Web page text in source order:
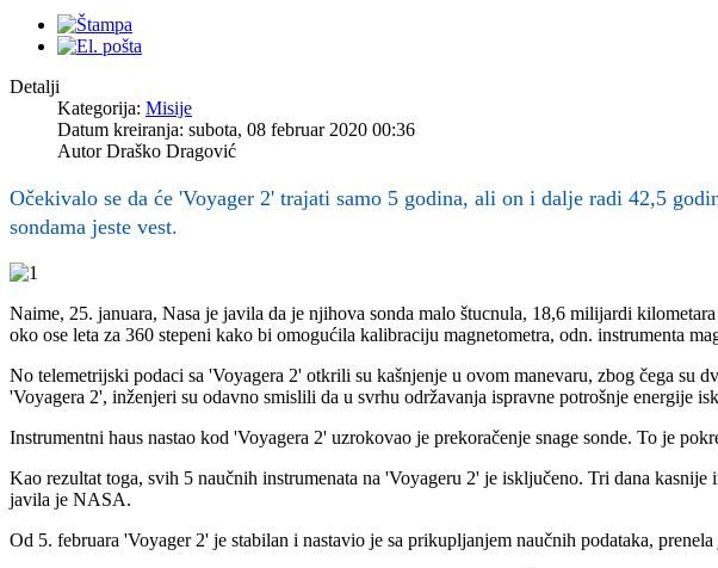
Detalji
Kategorija: Misije
Datum kreiranja: subota, 08 februar 2020 00:36
AutorDraško Dragović
Očekivalo se da će 'Voyager 2' trajati samo 5 godina, ali on i dalje radi 42,5
sondama jeste vest.
Naime, 25. januara, Nasa je javila da je njihova sonda malo štucnula, 18,6 milijardi
oko ose leta za 360 stepeni kako bi omogućila kalibraciju magnetometra, odn. instrumenta
No telemetrijski podaci sa 'Voyagera 2' otkrili su kašnjenje u ovom manevaru, zbog čega su
'Voyagera 2', inženjeri su odavno smislili da u svrhu održavanja ispravne potrošnje energije
Instrumentni haus nastao kod 'Voyagera 2' uzrokovao je prekoračenje snage sonde. To je
Kao rezultat toga, svih 5 naučnih instrumenata na 'Voyageru 2' je isključeno. Tri dana
javila je NASA.
Od 5. februara 'Voyager 2' je stabilan i nastavio je sa prikupljanjem naučnih podataka, prenela